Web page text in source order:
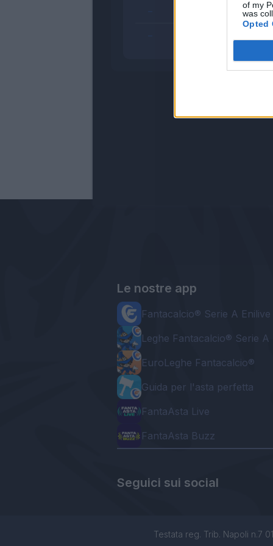
of my
was
Opted
Le nostre app
Fantacalcio® Serie A Enilive
Leghe Fantacalcio® Serie A
EuroLeghe Fantacalcio®
Guida per l'asta perfetta
FantaAsta Live
FantaAsta Buzz
Seguici sui social
Testata reg. Trib. Napoli n.7